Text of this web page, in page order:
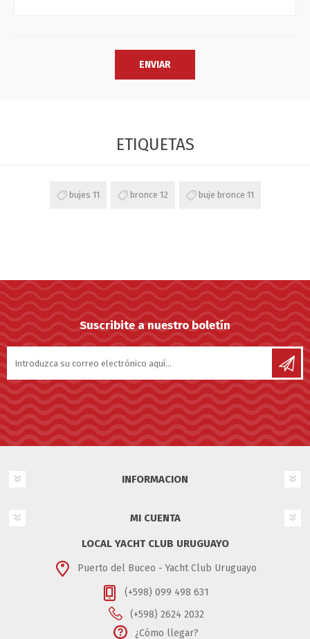
ETIQUETAS
bujes 11 bronce 12 buje bronce 11
Suscribite a nuestro boletín
INFORMACION
MI CUENTA
LOCAL YACHT CLUB URUGUAYO
Puerto del Buceo - Yacht Club Uruguayo
(+598) 099 498 631
(+598) 2624 2032
¿Cómo llegar?